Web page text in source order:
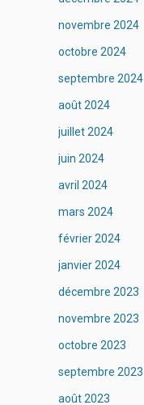
novembre 2024
octobre 2024
septembre 2024
août 2024
juillet 2024
juin 2024
avril 2024
mars 2024
février 2024
janvier 2024
décembre 2023
novembre 2023
octobre 2023
septembre 2023
août 2023